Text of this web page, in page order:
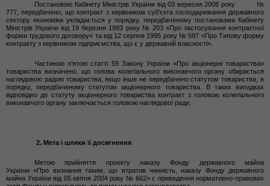
Постановою Кабінету Міністрів України від 03 вересня 2008 року №
777, передбачено, щоконтракт з керівником суб’єкта господарювання державного
сектору економіки укладається у порядку, передбаченому постановами Кабінету
Міністрів України від 19 березня 1993 року № 203 «Про застосування контрактної
форми трудового договору» та від 12 серпня 1995 року № 597 «Про Типову форму
контракту з керівником підприємства, що є у державній власності».
Частиною п’ятою статті 59 Закону України «Про акціонерні товариства»
товариства визначено, що голова колегіального виконавчого органу обирається
наглядовою радою товариства, якщо інше не передбачено статутом товариства, в
порядку, передбаченому статутом акціонерного товариства. В таких випадках
відповідно до статуту акціонерного товариства контракт з головою колегіального
виконавчого органу заключається головою наглядової ради.
2. Мета і шляхи її досягнення
Метою прийняття проекту наказу Фонду державного майна
України«Про визнання таким, що втратив чинність, наказу Фонду державного
майна України від 05 квітня 2004 року № 662» є приведення нормативно-правових